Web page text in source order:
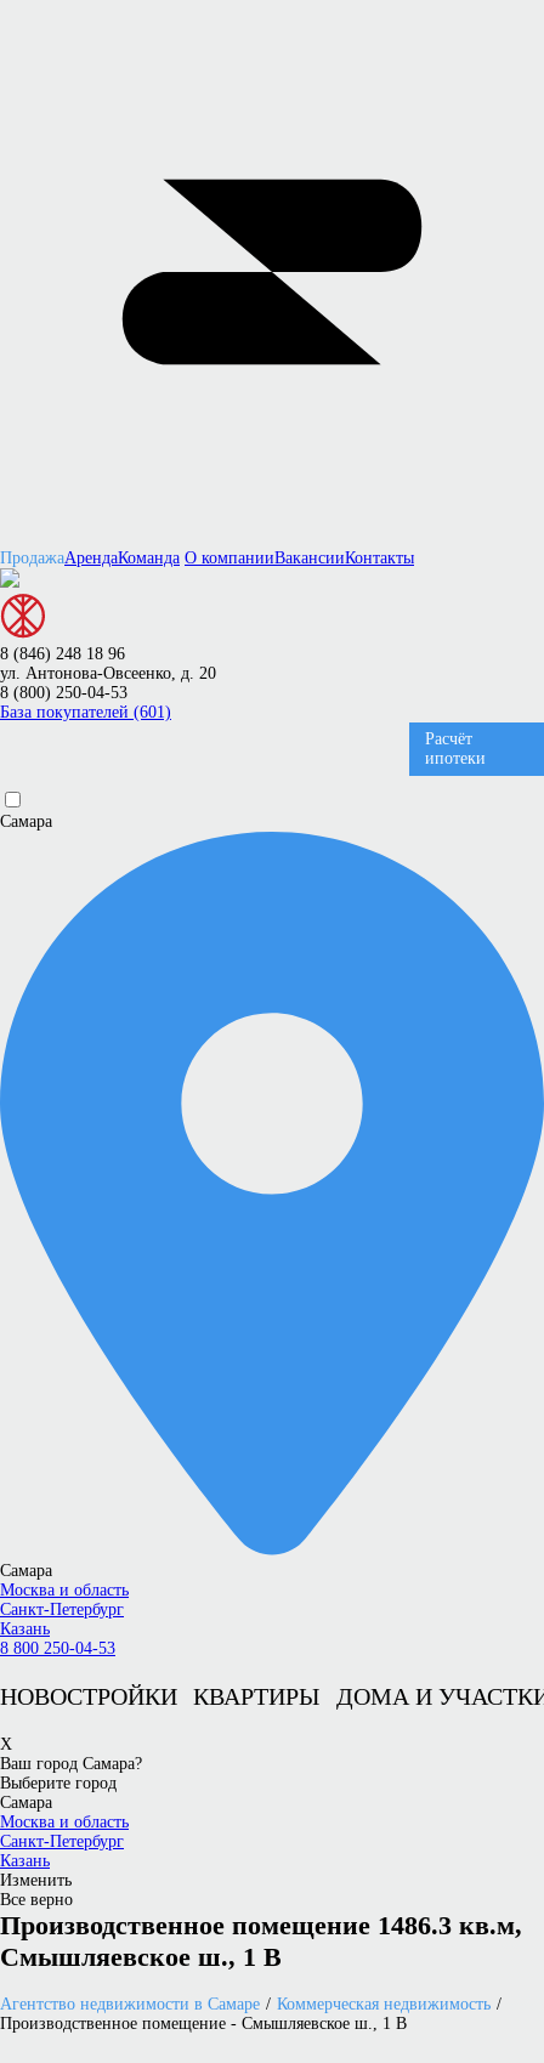
ПродажаАрендаКоманда О компанииВакансииКонтакты
8 (846) 248 18 96
ул. Антонова-Овсеенко, д. 20
8 (800) 250-04-53
База покупателей (601)
Расчёт
ипотеки
Самара
Самара
Москва и область
Санкт-Петербург
Казань
8 800 250-04-53
НОВОСТРОЙКИ КВАРТИРЫ ДОМА И
X
Ваш город Самара?
Выберите город
Самара
Москва и область
Санкт-Петербург
Казань
Изменить
Все верно
Производственное помещение 1486.3 кв.м,
Смышляевское ш., 1 В
Агентство недвижимости в Самаре
Коммерческая недвижимость
Производственное помещение - Смышляевское ш., 1 В